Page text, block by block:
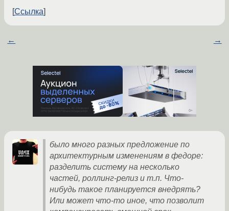
Ссылка
← →
было много разных предложение по
архитектурным изменениям в федоре:
разделить систему на несколько
частей, роллинг-релиз и т.п. Что-
нибудь такое планируется внедрять?
Или может что-то иное, что позволит